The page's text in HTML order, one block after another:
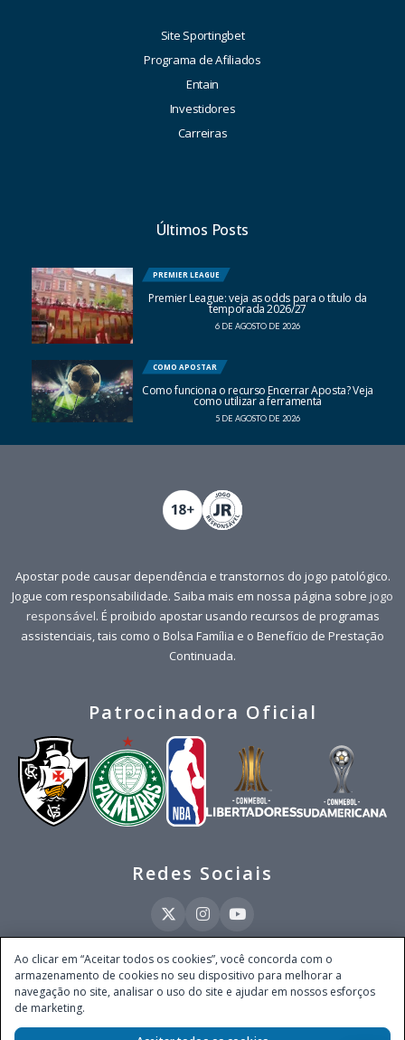
Site Sportingbet
Programa de Afiliados
Entain
Investidores
Carreiras
Últimos Posts
PREMIER LEAGUE
Premier League: veja as odds para o título da
temporada 2026/27
6 DE AGOSTO DE 2026
COMO APOSTAR
Como funciona o recurso Encerrar Aposta? Veja
como utilizar a ferramenta
5 DE AGOSTO DE 2026
Apostar pode causar dependência e transtornos do jogo patológico.
Jogue com responsabilidade. Saiba mais em nossa página sobre jogo
responsável. É proibido apostar usando recursos de programas
assistenciais, tais como o Bolsa Família e o Benefício de Prestação
Continuada.
Patrocinadora Oficial
Redes Sociais
Este site é operado pela Ventmear Brasil LTDA (CNPJ 52.868.380/0001-84), com
endereço na Avenida Brigadeiro Faria Lima, nº 4.055, 3º andar, Itaim Bibi, no
Município de São Paulo, Estado de São Paulo, CEP 04538-133, Brasil - empresa
Ao clicar em “Aceitar todos os cookies”, você concorda com o
armazenamento de cookies no seu dispositivo para melhorar a
navegação no site, analisar o uso do site e ajudar em nossos esforços
de marketing.